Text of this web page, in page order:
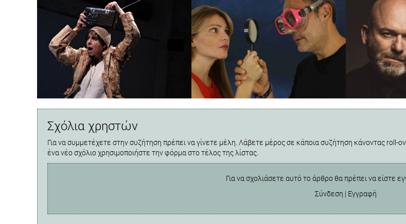
Σχόλια χρηστών
Για να συμμετέχετε στην συζήτηση πρέπει να γίνετε μέλη. Λάβετε μέρος σε κάποια συζήτηση κάνοντας roll-
ένα νέο σχόλιο χρησιμοποιήστε την φόρμα στο τέλος της λίστας.
Για να σχολιάσετε αυτό το άρθρο θα πρέπει να είστε
Σύνδεση | Εγγραφή